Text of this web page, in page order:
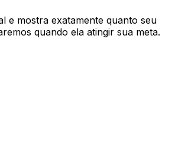
e mostra exatamente quanto seu
quando ela atingir sua meta.